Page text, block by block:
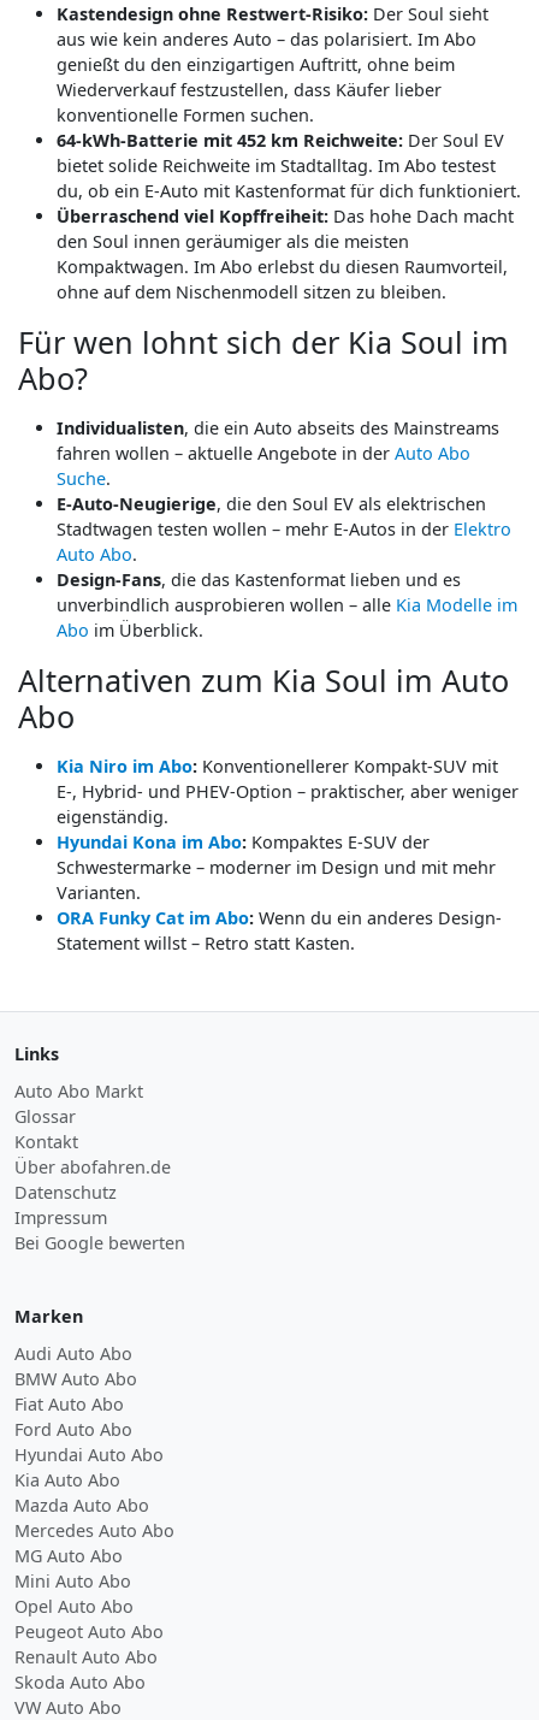
Kastendesign ohne Restwert-Risiko: Der Soul sieht
aus wie kein anderes Auto – das polarisiert. Im Abo
genießt du den einzigartigen Auftritt, ohne beim
Wiederverkauf festzustellen, dass Käufer lieber
konventionelle Formen suchen.
64-kWh-Batterie mit 452 km Reichweite: Der Soul EV
bietet solide Reichweite im Stadtalltag. Im Abo testest
du, ob ein E-Auto mit Kastenformat für dich funktioniert.
Überraschend viel Kopffreiheit: Das hohe Dach macht
den Soul innen geräumiger als die meisten
Kompaktwagen. Im Abo erlebst du diesen Raumvorteil,
ohne auf dem Nischenmodell sitzen zu bleiben.
Für wen lohnt sich der Kia Soul im
Abo?
Individualisten, die ein Auto abseits des Mainstreams
fahren wollen – aktuelle Angebote in der Auto Abo
Suche.
E-Auto-Neugierige, die den Soul EV als elektrischen
Stadtwagen testen wollen – mehr E-Autos in der Elektro
Auto Abo.
Design-Fans, die das Kastenformat lieben und es
unverbindlich ausprobieren wollen – alle Kia Modelle im
Abo im Überblick.
Alternativen zum Kia Soul im Auto
Abo
Kia Niro im Abo: Konventionellerer Kompakt-SUV mit
E-, Hybrid- und PHEV-Option – praktischer, aber weniger
eigenständig.
Hyundai Kona im Abo: Kompaktes E-SUV der
Schwestermarke – moderner im Design und mit mehr
Varianten.
ORA Funky Cat im Abo: Wenn du ein anderes Design-
Statement willst – Retro statt Kasten.
Links
Auto Abo Markt
Glossar
Kontakt
Über abofahren.de
Datenschutz
Impressum
Bei Google bewerten
Marken
Audi Auto Abo
BMW Auto Abo
Fiat Auto Abo
Ford Auto Abo
Hyundai Auto Abo
Kia Auto Abo
Mazda Auto Abo
Mercedes Auto Abo
MG Auto Abo
Mini Auto Abo
Opel Auto Abo
Peugeot Auto Abo
Renault Auto Abo
Skoda Auto Abo
VW Auto Abo